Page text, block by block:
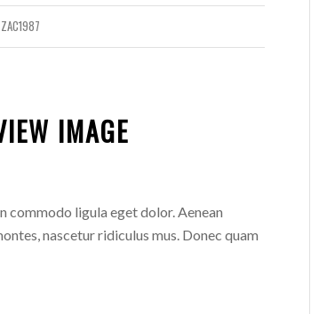
ZAC1987
IMAGE
commodo ligula eget dolor. Aenean
nascetur ridiculus mus. Donec quam